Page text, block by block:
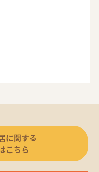
に関する
こちら